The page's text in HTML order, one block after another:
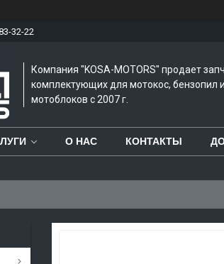
32-22
Компания "KOSA-MOTORS" продает
комплектующих для мотокос, бензопил и
мотоблоков с 2007 г.
О НАС КОНТАКТЫ